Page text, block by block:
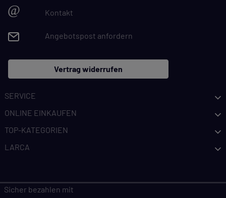
@ Kontakt
Angebotspost anfordern
Vertrag widerrufen
SERVICE
ONLINE EINKAUFEN
TOP-KATEGORIEN
LARCA
Sicher bezahlen mit